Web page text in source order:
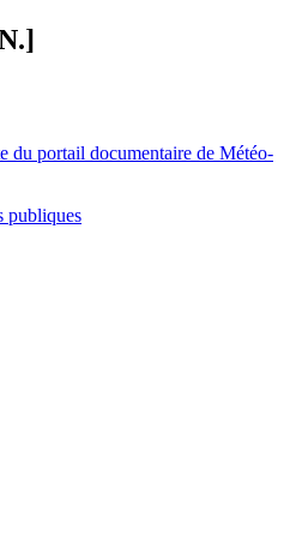
du portail documentaire de Météo-
publiques